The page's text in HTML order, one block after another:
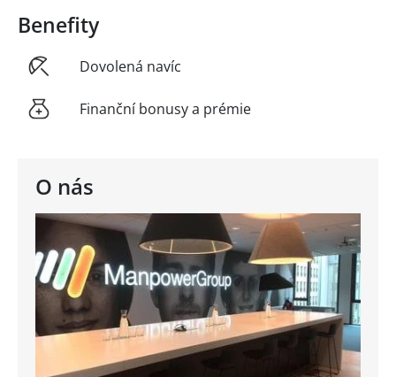
O nás
Benefity
Dovolená navíc
Finanční bonusy a prémie